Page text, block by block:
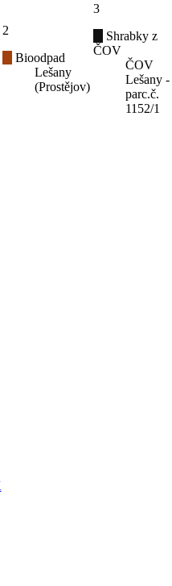
2
Bioodpad
Lešany
(Prostějov)
3
Shrabky z
ČOV
ČOV
Lešany -
parc.č.
1152/1